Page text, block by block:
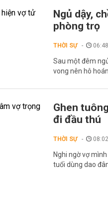
Ngủ dậy,
phòng trọ
THỜI SỰ
Sau một đêm
vong nên hô
Ghen
đi đầu thú
THỜI SỰ
Nghi ngờ vợ
tuổi dùng dao